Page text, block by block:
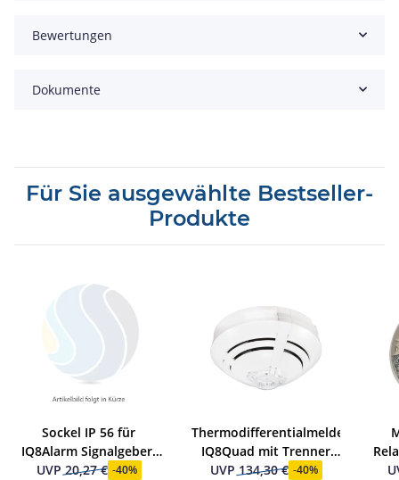
Bewertungen
Dokumente
Für Sie ausgewählte Bestseller-
Produkte
Sockel IP 56 für
IQ8Alarm Signalgeber,
rot RAL3020
UVP20,27 € -40%
Thermodifferentialmelder
IQ8Quad mit Trenner
zum Betrieb im
UVP 134,30 € -40%